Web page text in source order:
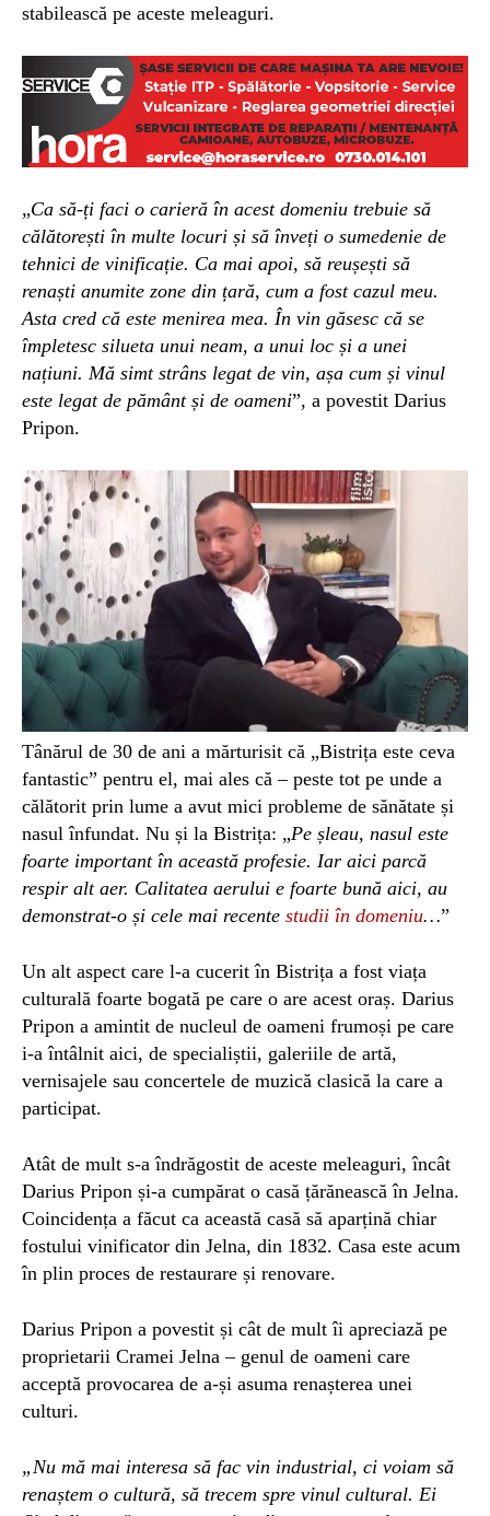
stabilească pe aceste meleaguri.
„Ca să-ți faci o carieră în acest domeniu trebuie să
călătorești în multe locuri și să înveți o sumedenie de
tehnici de vinificație. Ca mai apoi, să reușești să
renaști anumite zone din țară, cum a fost cazul meu.
Asta cred că este menirea mea. În vin găsesc că se
împletesc silueta unui neam, a unui loc și a unei
națiuni. Mă simt strâns legat de vin, așa cum și vinul
este legat de pământ și de oameni”, a povestit Darius
Pripon.
Tânărul de 30 de ani a mărturisit că „Bistrița este ceva
fantastic” pentru el, mai ales că – peste tot pe unde a
călătorit prin lume a avut mici probleme de sănătate și
nasul înfundat. Nu și la Bistrița: „Pe șleau, nasul este
foarte important în această profesie. Iar aici parcă
respir alt aer. Calitatea aerului e foarte bună aici, au
demonstrat-o și cele mai recente studii în domeniu…”
Un alt aspect care l-a cucerit în Bistrița a fost viața
culturală foarte bogată pe care o are acest oraș. Darius
Pripon a amintit de nucleul de oameni frumoși pe care
i-a întâlnit aici, de specialiștii, galeriile de artă,
vernisajele sau concertele de muzică clasică la care a
participat.
Atât de mult s-a îndrăgostit de aceste meleaguri, încât
Darius Pripon și-a cumpărat o casă țărănească în Jelna.
Coincidența a făcut ca această casă să aparțină chiar
fostului vinificator din Jelna, din 1832. Casa este acum
în plin proces de restaurare și renovare.
Darius Pripon a povestit și cât de mult îi apreciază pe
proprietarii Cramei Jelna – genul de oameni care
acceptă provocarea de a-și asuma renașterea unei
culturi.
„Nu mă mai interesa să fac vin industrial, ci voiam să
renaștem o cultură, să trecem spre vinul cultural. Ei